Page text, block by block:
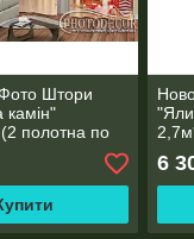
Фото Штори
камін"
полотна по
6